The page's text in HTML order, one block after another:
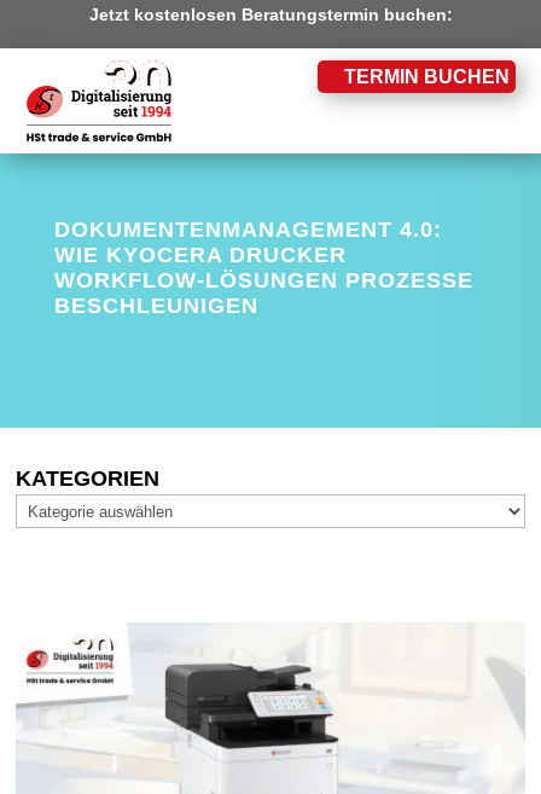
Jetzt kostenlosen Beratungstermin buchen:
TERMIN BUCHEN
DOKUMENTENMANAGEMENT 4.0:
WIE KYOCERA DRUCKER
WORKFLOW-LÖSUNGEN PROZESSE
BESCHLEUNIGEN
KATEGORIEN